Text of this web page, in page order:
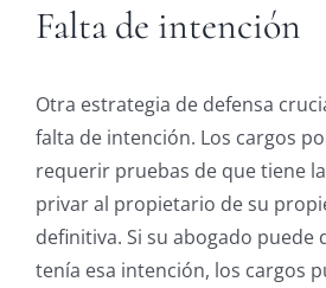
Falta de intención
Otra estrategia de defensa
falta de intención. Los cargos
requerir pruebas de que tiene
privar al propietario de su
definitiva. Si su abogado puede
tenía esa intención, los cargos